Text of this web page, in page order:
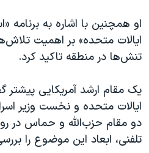
او همچنین با اشاره به برنامه
ایالات متحده» بر اهمیت
تنش‌ها در منطقه تاکید کرد.
یک مقام ارشد آمریکایی
ایالات متحده و نخست وزیر
دو مقام حزب‌الله و حماس در
تلفنی، ابعاد این موضوع را